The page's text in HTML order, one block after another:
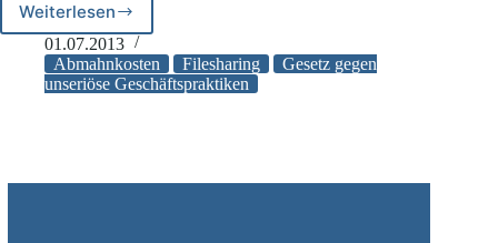
WeiterlesenBundestag:
Gesetz
gegen
unseriöse
01.07.2013
Abmahnkosten
Filesharing
Gesetz gegen
unseriöse Geschäftspraktiken